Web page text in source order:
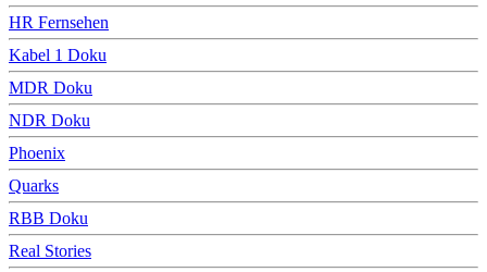
HR Fernsehen
Kabel 1 Doku
MDR Doku
NDR Doku
Phoenix
Quarks
RBB Doku
Real Stories